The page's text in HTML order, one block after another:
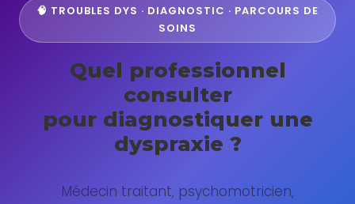
🧠 TROUBLES DYS · DIAGNOSTIC · PARCOURS DE
SOINS
Quel professionnel
consulter
pour diagnostiquer une
dyspraxie ?
Médecin traitant, psychomotricien,